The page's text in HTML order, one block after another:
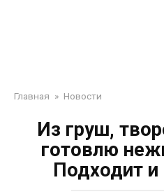
Главная » Новости
Из груш,
готовлю
Подходит и